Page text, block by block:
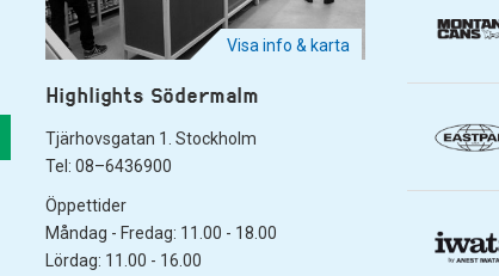
Visa info & karta
Highlights Södermalm
Tjärhovsgatan 1. Stockholm
Tel: 08–6436900
Öppettider
Måndag - Fredag: 11.00 - 18.00
Lördag: 11.00 - 16.00